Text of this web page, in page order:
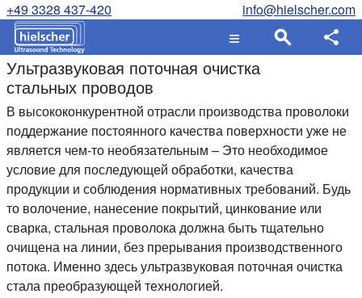
+49 3328 437-420 info@hielscher.com
Ультразвуковая поточная очистка
стальных проводов
В высококонкурентной отрасли производства проволоки
поддержание постоянного качества поверхности уже не
является чем-то необязательным – Это необходимое
условие для последующей обработки, качества
продукции и соблюдения нормативных требований. Будь
то волочение, нанесение покрытий, цинкование или
сварка, стальная проволока должна быть тщательно
очищена на линии, без прерывания производственного
потока. Именно здесь ультразвуковая поточная очистка
стала преобразующей технологией.